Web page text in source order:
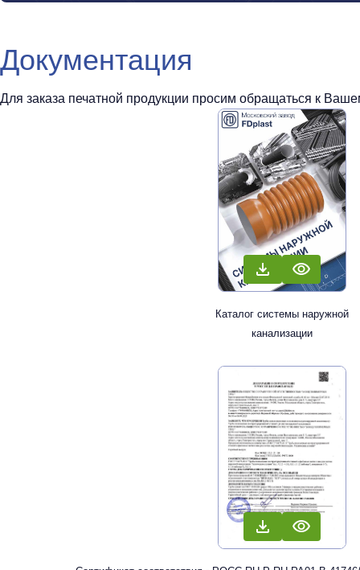
Документация
Для заказа печатной продукции просим обращаться к
Каталог системы наружной
канализации